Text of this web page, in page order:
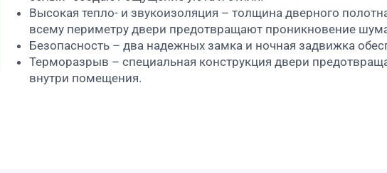
Высокая тепло- и звукоизоляция – толщина дверного
всему периметру двери предотвращают проникновение
Безопасность – два надежных замка и ночная задвижка
Терморазрыв – специальная конструкция двери
внутри помещения.